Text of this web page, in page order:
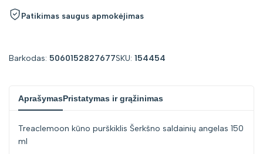
"product"
kiekį
prekei
"product"
kiekį
prekei
Patikimas saugus apmokėjimas
Barkodas: 5060152827677SKU: 154454
AprašymasPristatymas ir grąžinimas
Treaclemoon kūno purškiklis Šerkšno saldainių angelas 150
ml